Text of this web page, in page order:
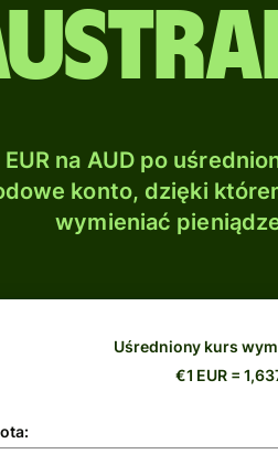
na AUD po
konto, dzięki
wymieniać
Uśredniony kurs
€1 EUR =